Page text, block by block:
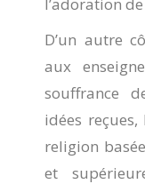
D’un autre
aux
souffrance
idées
religion
et